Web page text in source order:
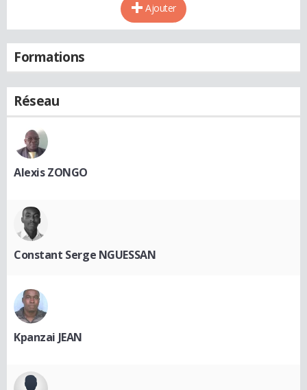
Ajouter
Formations
Réseau
Alexis ZONGO
Constant Serge NGUESSAN
Kpanzai JEAN